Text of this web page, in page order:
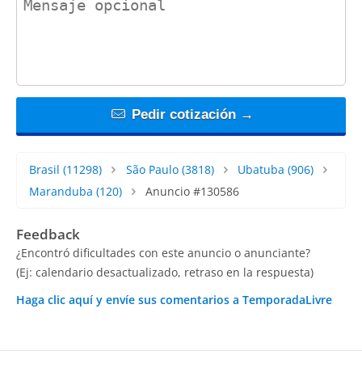
Pedir cotización →
Brasil (11298) São Paulo(3818) Ubatuba (906)
Maranduba (120) Anuncio #130586
Feedback
¿Encontró dificultades con este anuncio o anunciante?
(Ej: calendario desactualizado, retraso en la respuesta)
Haga clic aquí y envíe sus comentarios a TemporadaLivre